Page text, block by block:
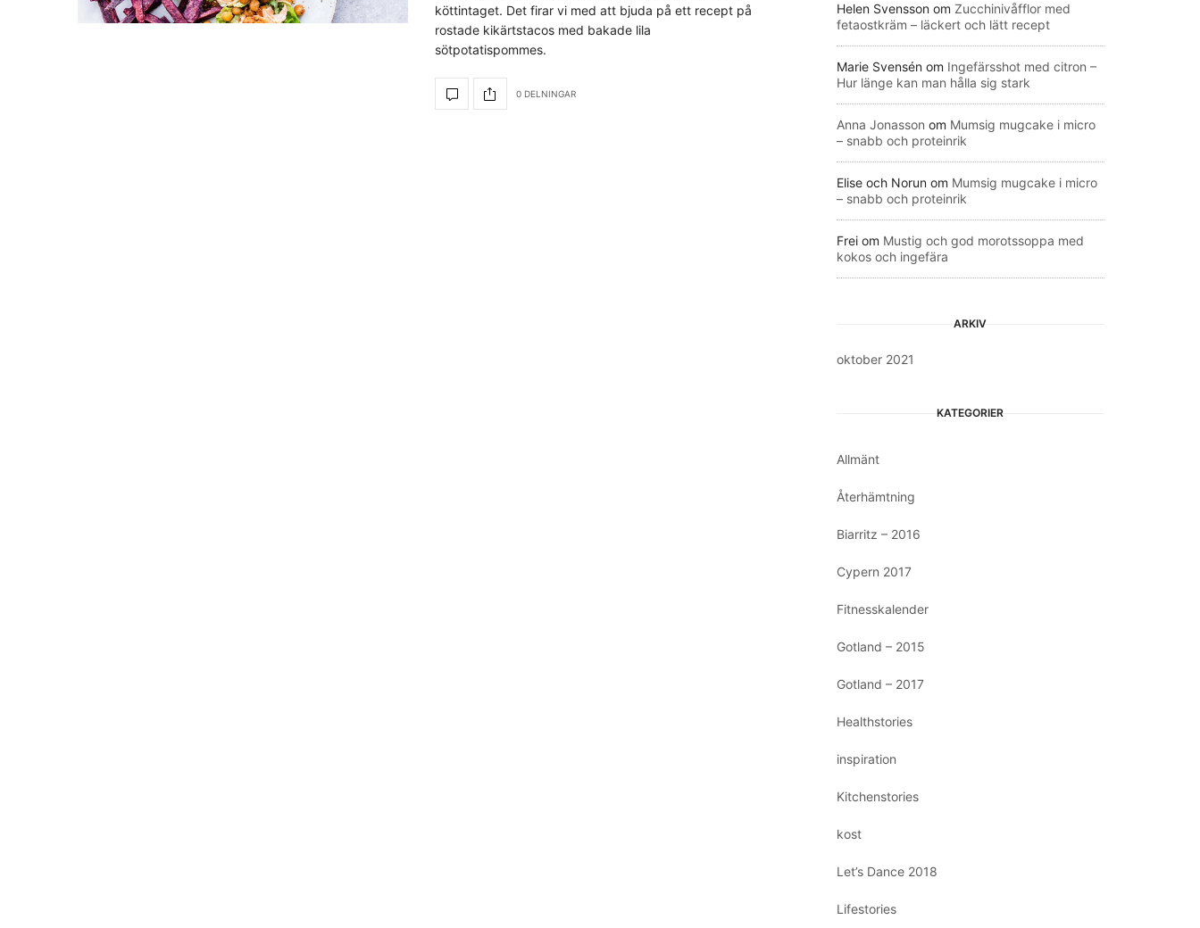
köttintaget. Det firar vi med att bjuda på ett recept på
rostade kikärtstacos med bakade lila
sötpotatispommes.
0 DELNINGAR
Helen Svensson om Zucchinivåfflor med
fetaostkräm – läckert och lätt recept
Marie Svensén om Ingefärsshot med citron –
Hur länge kan man hålla sig stark
Anna Jonasson om Mumsig mugcake i micro
– snabb och proteinrik
Elise och Norun om Mumsig mugcake i micro
– snabb och proteinrik
Frei om Mustig och god morotssoppa med
kokos och ingefära
ARKIV
oktober 2021
KATEGORIER
Allmänt
Återhämtning
Biarritz – 2016
Cypern 2017
Fitnesskalender
Gotland – 2015
Gotland – 2017
Healthstories
inspiration
Kitchenstories
kost
Let’s Dance 2018
Lifestories